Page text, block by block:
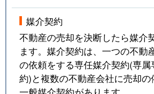
媒介契約
不動産の売却を決断したら媒介
ます。媒介契約は、一つの不動
の依頼をする専任媒介契約(専属
約)と複数の不動産会社に売却の
一般媒介契約があります。